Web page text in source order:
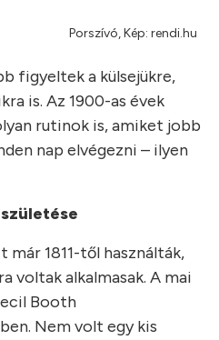
Porszívó, Kép: rendi.hu
figyeltek a külsejükre,
is. Az 1900-as évek
rutinok is, amiket jobb
nap elvégezni – ilyen
már 1811-től használták,
voltak alkalmasak. A mai
Booth
Nem volt egy kis